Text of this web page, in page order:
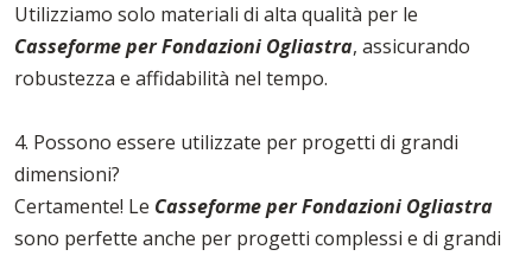
Utilizziamo solo materiali di alta qualità per le
Casseforme per Fondazioni Ogliastra, assicurando
robustezza e affidabilità nel tempo.
4. Possono essere utilizzate per progetti di grandi
dimensioni?
Certamente! Le Casseforme per Fondazioni Ogliastra
sono perfette anche per progetti complessi e di grandi